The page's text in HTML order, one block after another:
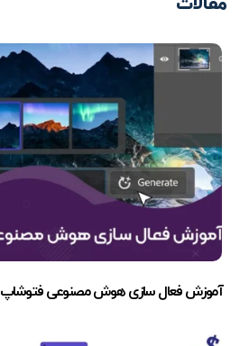
آموزش فعال سازی هوش مصنوعی فتوشاپ